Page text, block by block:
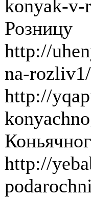
konyak-v-
Розницу
http://
na-
http://
http://